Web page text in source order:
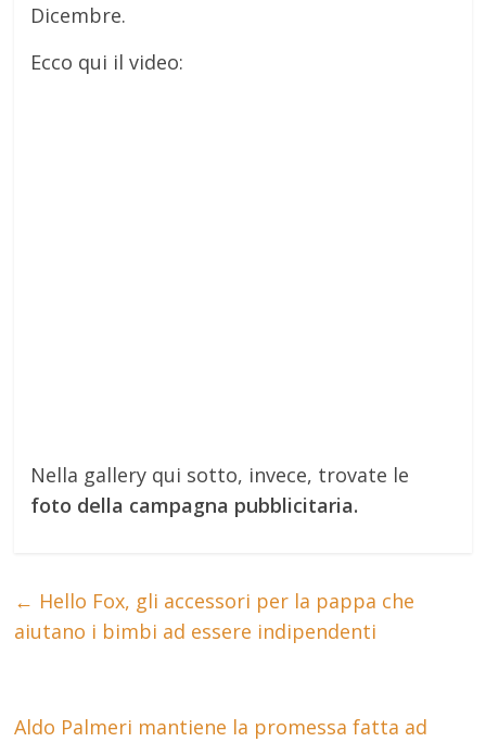
Dicembre.
Ecco qui il video:
Nella gallery qui sotto, invece, trovate le
foto della campagna pubblicitaria.
← Hello Fox, gli accessori per la pappa che
aiutano i bimbi ad essere indipendenti
Aldo Palmeri mantiene la promessa fatta ad